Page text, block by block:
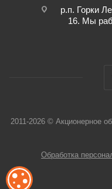
р.п. Горки
16. Мы
2011-2026 © Акционерное
Обработка
ОБРАБОТКА